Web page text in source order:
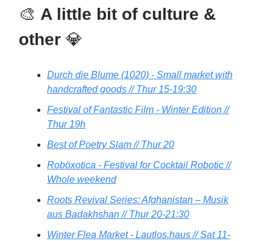
🎨 A little bit of culture &
other 💎
Durch die Blume (1020) - Small market with
handcrafted goods // Thur 15-19:30
Festival of Fantastic Film - Winter Edition //
Thur 19h
Best of Poetry Slam // Thur 20
Roböxotica - Festival for Cocktail Robotic //
Whole weekend
Roots Revival Series: Afghanistan – Musik
aus Badakhshan // Thur 20-21:30
Winter Flea Market - Lautlos.haus // Sat 11-